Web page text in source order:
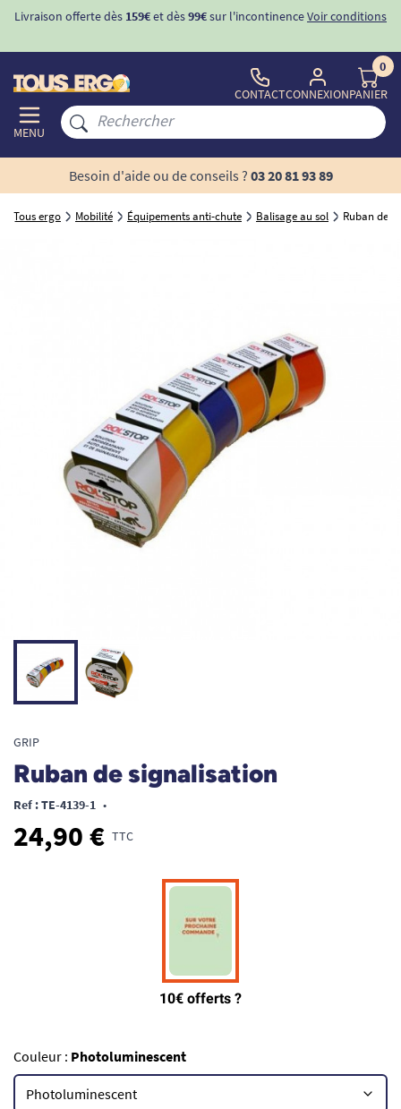
Livraison offerte dès 159€et dès99€sur l'incontinenceVoir conditions
MENU
CONTACTCONNEXION
0
PANIER
Besoin d'aide ou de conseils ? 03 20 81 93 89
Tous ergo Mobilité Équipements anti-chute Balisage au sol Ruban de
GRIP
Ruban de signalisation
Ref : TE-4139-1 •
24,90 € TTC
Couleur : Photoluminescent